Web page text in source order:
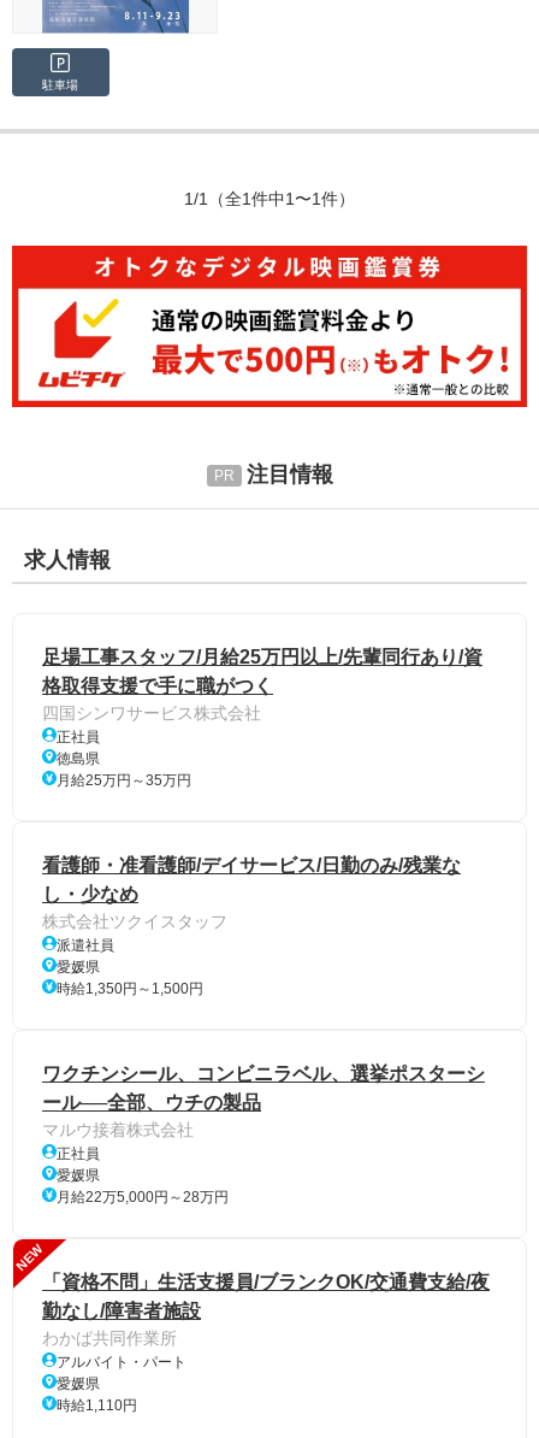
駐車場
1/1 （全1件中1〜1件）
注目情報
求人情報
足場工事スタッフ/月給25万円以上/先輩同行あり/資
格取得支援で手に職がつく
四国シンワサービス株式会社
正社員
徳島県
月給25万円～35万円
看護師・准看護師/デイサービス/日勤のみ/残業な
し・少なめ
株式会社ツクイスタッフ
派遣社員
愛媛県
時給1,350円～1,500円
ワクチンシール、コンビニラベル、選挙ポスターシ
ール──全部、ウチの製品
マルウ接着株式会社
正社員
愛媛県
月給22万5,000円～28万円
NEW
「資格不問」生活支援員/ブランクOK/交通費支給/夜
勤なし/障害者施設
わかば共同作業所
アルバイト・パート
愛媛県
時給1,110円